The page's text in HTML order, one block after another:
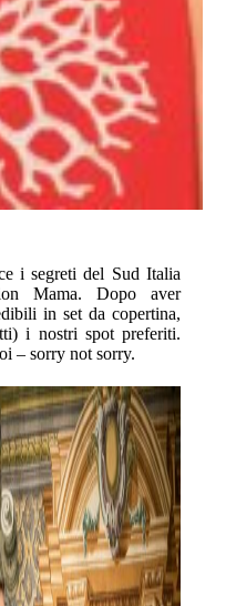
i segreti del Sud Italia
Mama. Dopo aver
in set da copertina,
i nostri spot preferiti.
– sorry not sorry.